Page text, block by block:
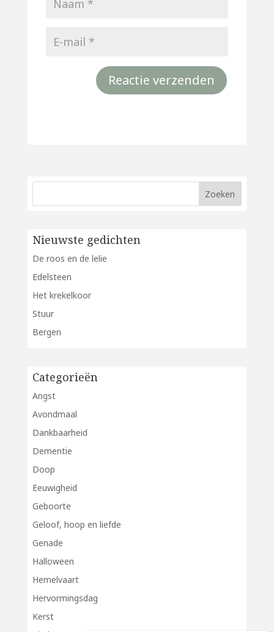
Nieuwste gedichten
De roos en de lelie
Edelsteen
Het krekelkoor
Stuur
Bergen
Categorieën
Angst
Avondmaal
Dankbaarheid
Dementie
Doop
Eeuwigheid
Geboorte
Geloof, hoop en liefde
Genade
Halloween
Hemelvaart
Hervormingsdag
Kerst